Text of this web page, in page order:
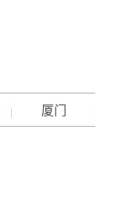
厦门